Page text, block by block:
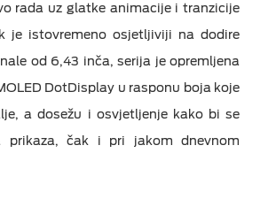
rada uz glatke animacije i tranzicije
je istovremeno osjetljiviji na dodire
od 6,43 inča, serija je opremljena
DotDisplay u rasponu boja koje
a dosežu i osvjetljenje kako bi se
prikaza, čak i pri jakom dnevnom